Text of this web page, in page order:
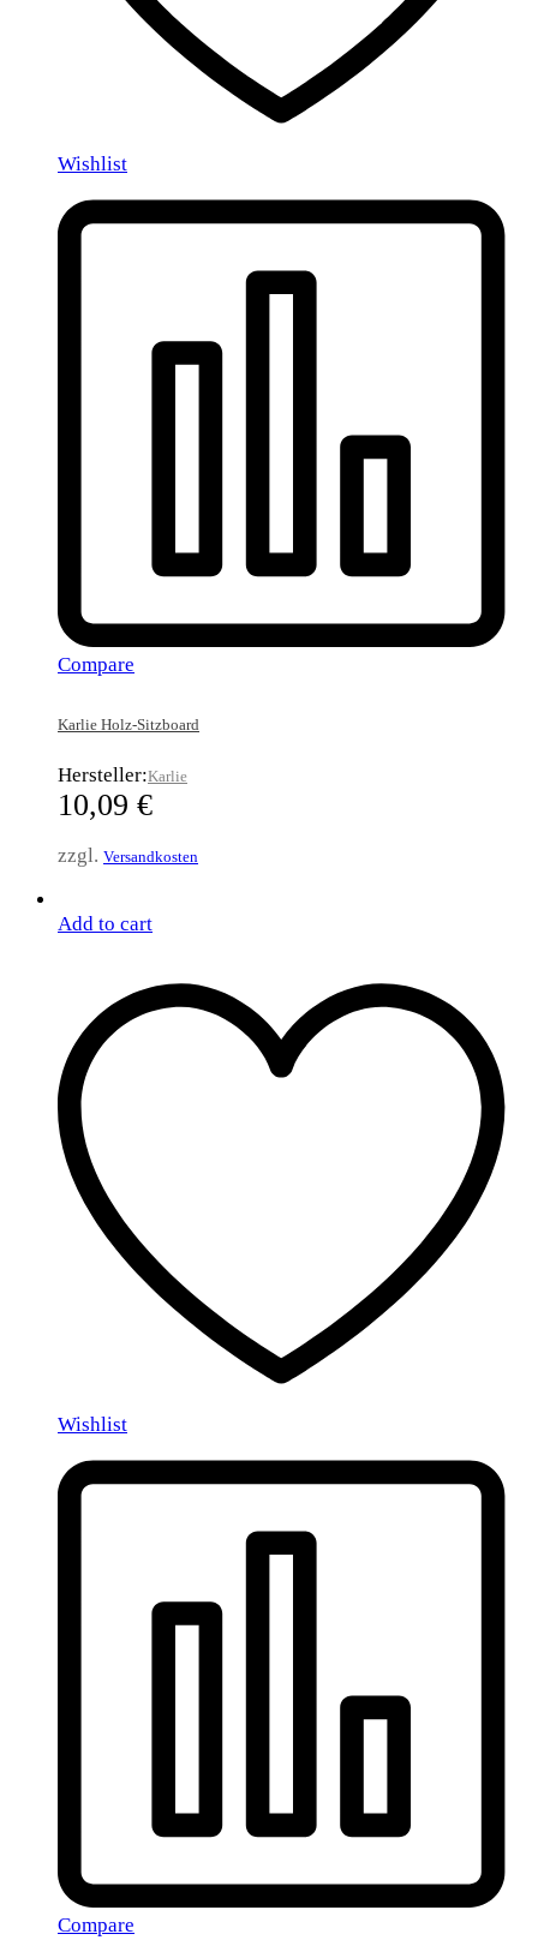
Wishlist
Compare
Karlie Holz-Sitzboard
Hersteller:Karlie
10,09 €
zzgl. Versandkosten
Add to cart
Wishlist
Compare